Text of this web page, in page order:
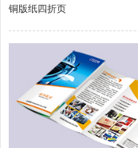
铜版纸四折页